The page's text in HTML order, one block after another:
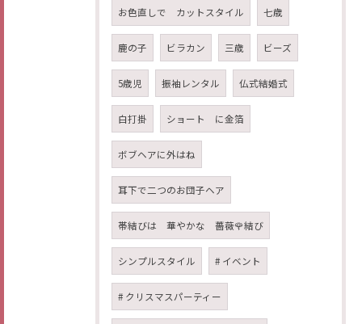
お色直しで カットスタイル 七歳
鹿の子 ビラカン 三歳 ビーズ
5歳児 振袖レンタル 仏式結婚式
白打掛 ショート に金箔
ボブヘアに外はね
耳下で二つのお団子ヘア
帯結びは 華やかな 薔薇🌹結び
シンプルスタイル # イベント
# クリスマスパーティー